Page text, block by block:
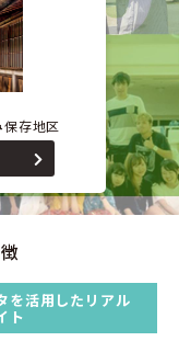
存地区
を活用したリアル
ト